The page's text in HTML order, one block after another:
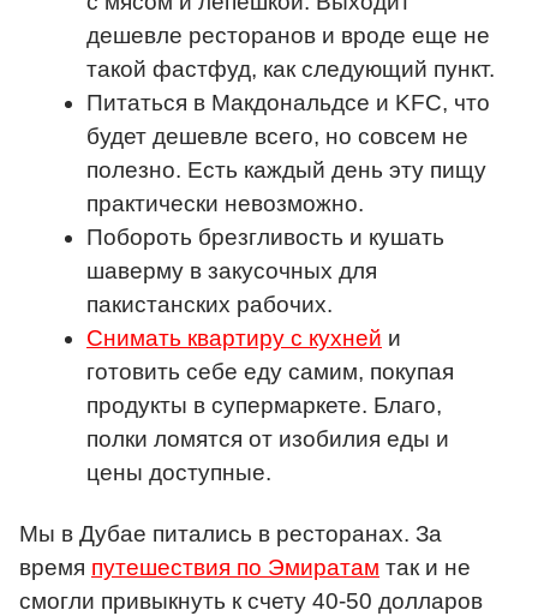
дешевле ресторанов и вроде еще не
такой фастфуд, как следующий пункт.
Питаться в Макдональдсе и KFC, что
будет дешевле всего, но совсем не
полезно. Есть каждый день эту пищу
практически невозможно.
Побороть брезгливость и кушать
шаверму в закусочных для
пакистанских рабочих.
Снимать квартиру с кухней и
готовить себе еду самим, покупая
продукты в супермаркете. Благо,
полки ломятся от изобилия еды и
цены доступные.
Мы в Дубае питались в ресторанах. За
время путешествия по Эмиратам так и не
смогли привыкнуть к счету 40-50 долларов